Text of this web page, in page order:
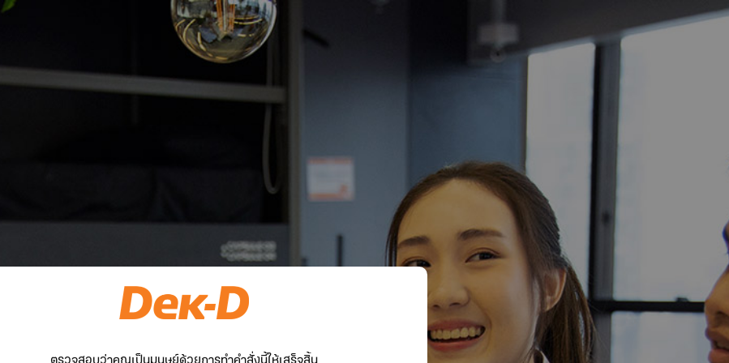
ตรวจสอบว่าคุณเป็นมนุษย์ด้วยการทำคำสั่งนี้ให้เสร็จสิ้น